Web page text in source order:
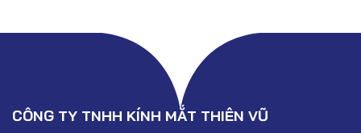
CÔNG TY TNHH KÍNH MẮT THIÊN VŨ